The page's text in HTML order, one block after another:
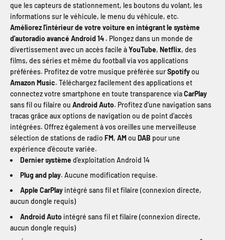
que les capteurs de stationnement, les boutons du volant, les
informations sur le véhicule, le menu du véhicule, etc.
Améliorez l'intérieur de votre voiture en intégrant le système
d'autoradio avancé Android 14 . Plongez dans un monde de
divertissement avec un accès facile àYouTube, Netflix, des
films, des séries et même du football via vos applications
préférées. Profitez de votre musique préférée surSpotifyou
Amazon Music. Téléchargez facilement des applications et
connectez votre smartphone en toute transparence viaCarPlay
sans fil ou filaire ou Android Auto. Profitez d'une navigation sans
tracas grâce aux options de navigation ou de point d'accès
intégrées. Offrez également à vos oreilles une merveilleuse
sélection de stations de radio FM, AMou DAB pour une
expérience d'écoute variée.
Dernier système d'exploitation Android 14
Plug and play. Aucune modification requise.
Apple CarPlay intégré sans fil et filaire (connexion directe,
aucun dongle requis)
Android Auto intégré sans fil et filaire (connexion directe,
aucun dongle requis)